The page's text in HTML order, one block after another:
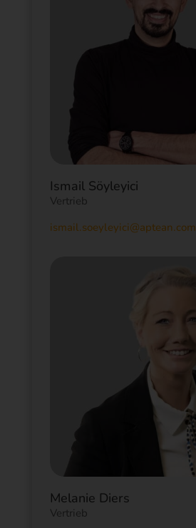
Ismail Söyleyici
Vertrieb
ismail.soeyleyici@aptean.com
Melanie Diers
Vertrieb